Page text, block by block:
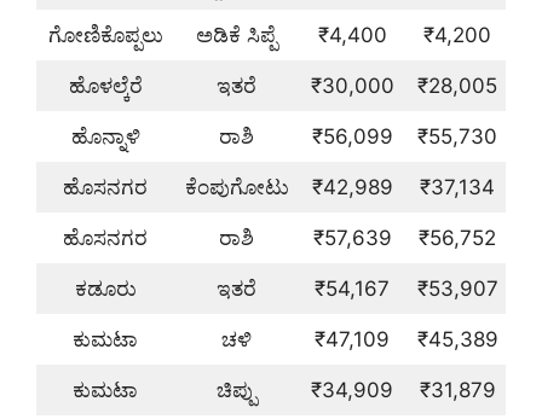
ಗೋಣಿಕೊಪ್ಪಲು ಅಡಿಕೆ ಸಿಪ್ಪೆ ₹4,400 ₹4,200
ಹೊಳಲ್ಕೆರೆ ಇತರೆ ₹30,000 ₹28,005
ಹೊನ್ನಾಳಿ ರಾಶಿ ₹56,099 ₹55,730
ಹೊಸನಗರ ಕೆಂಪುಗೋಟು ₹42,989 ₹37,134
ಹೊಸನಗರ ರಾಶಿ ₹57,639 ₹56,752
ಕಡೂರು ಇತರೆ ₹54,167 ₹53,907
ಕುಮಟಾ ಚಳಿ ₹47,109 ₹45,389
ಕುಮಟಾ ಚಿಪ್ಪು ₹34,909 ₹31,879